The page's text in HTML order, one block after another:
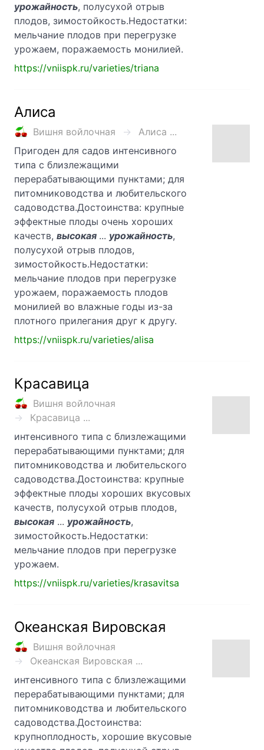
урожайность, полусухой отрыв
плодов, зимостойкость.Недостатки:
мельчание плодов при перегрузке
урожаем, поражаемость монилией.
https://vniispk.ru/varieties/triana
Алиса
Вишня войлочная
Алиса ...
Пригоден для садов интенсивного
типа с близлежащими
перерабатывающими пунктами; для
питомниководства и любительского
садоводства.Достоинства: крупные
эффектные плоды очень хороших
качеств, высокая ... урожайность,
полусухой отрыв плодов,
зимостойкость.Недостатки:
мельчание плодов при перегрузке
урожаем, поражаемость плодов
монилией во влажные годы из-за
плотного прилегания друг к другу.
https://vniispk.ru/varieties/alisa
Красавица
Вишня войлочная
Красавица ...
интенсивного типа с близлежащими
перерабатывающими пунктами; для
питомниководства и любительского
садоводства.Достоинства: крупные
эффектные плоды хороших вкусовых
качеств, полусухой отрыв плодов,
высокая ... урожайность,
зимостойкость.Недостатки:
мельчание плодов при перегрузке
урожаем.
https://vniispk.ru/varieties/krasavitsa
Океанская Вировская
Вишня войлочная
Океанская Вировская ...
интенсивного типа с близлежащими
перерабатывающими пунктами; для
питомниководства и любительского
садоводства.Достоинства:
крупноплодность, хорошие вкусовые